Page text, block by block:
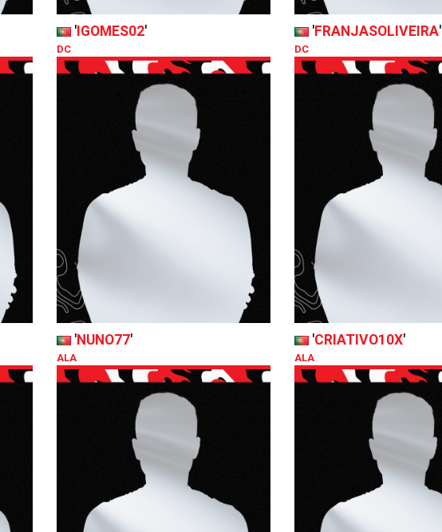
'IGOMES02'
DC
'FRANJASOLIVEIRA'
DC
'NUNO77'
ALA
'CRIATIVO10X'
ALA